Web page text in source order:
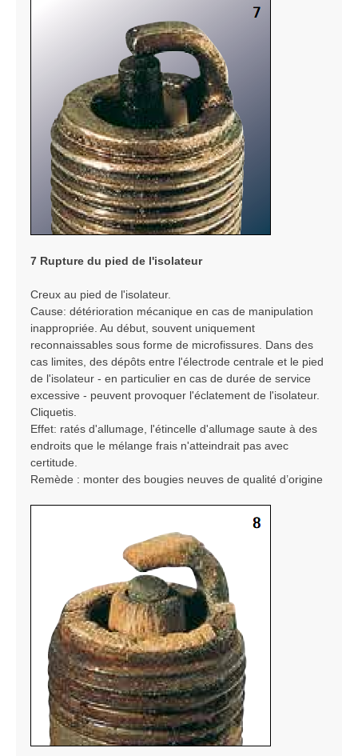
7 Rupture du pied de l'isolateur
Creux au pied de l'isolateur.
Cause: détérioration mécanique en cas de manipulation
inappropriée. Au début, souvent uniquement
reconnaissables sous forme de microfissures. Dans des
cas limites, des dépôts entre l'électrode centrale et le pied
de l'isolateur - en particulier en cas de durée de service
excessive - peuvent provoquer l'éclatement de l'isolateur.
Cliquetis.
Effet: ratés d'allumage, l'étincelle d'allumage saute à des
endroits que le mélange frais n'atteindrait pas avec
certitude.
Remède : monter des bougies neuves de qualité d’origine